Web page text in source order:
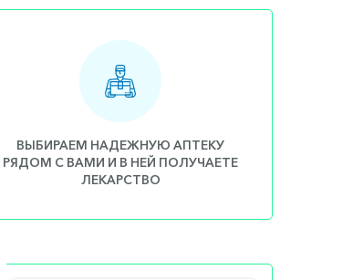
ВЫБИРАЕМ НАДЕЖНУЮ АПТЕКУ
РЯДОМ С ВАМИ И В НЕЙ ПОЛУЧАЕТЕ
ЛЕКАРСТВО